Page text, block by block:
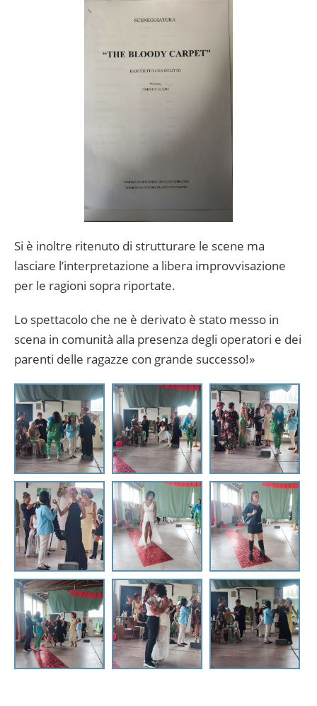
Si è inoltre ritenuto di strutturare le scene ma
lasciare l’interpretazione a libera improvvisazione
per le ragioni sopra riportate.
Lo spettacolo che ne è derivato è stato messo in
scena in comunità alla presenza degli operatori e dei
parenti delle ragazze con grande successo!»